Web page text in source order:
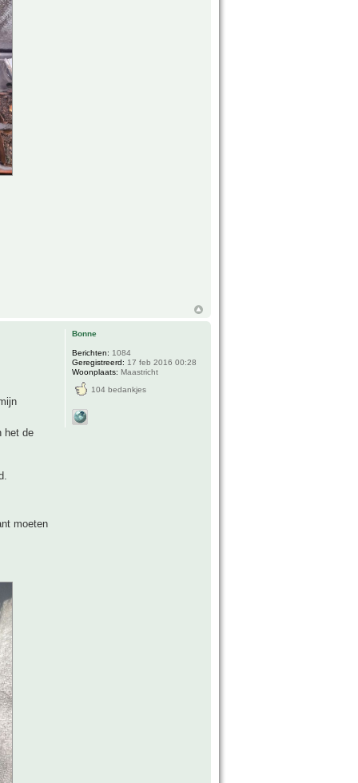
het de
moeten
Bonne
Berichten: 1084
Geregistreerd: 17 feb 2016 00:28
Woonplaats: Maastricht
104 bedankjes